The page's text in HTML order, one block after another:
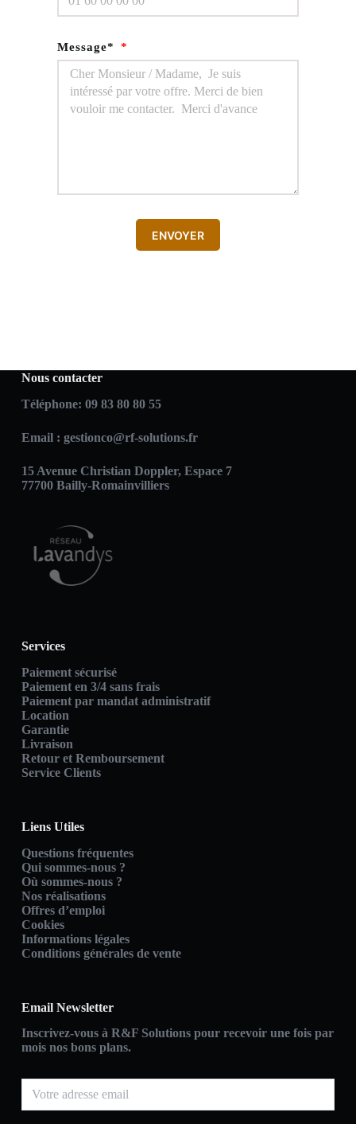
Message*
ENVOYER
Nous contacter
Téléphone: 09 83 80 80 55
Email : gestionco@rf-solutions.fr
15 Avenue Christian Doppler, Espace 7
77700 Bailly-Romainvilliers
Services
Paiement sécurisé
Paiement en 3/4 sans frais
Paiement par mandat administratif
Location
Garantie
Livraison
Retour et Remboursement
Service Clients
Liens Utiles
Questions fréquentes
Qui sommes-nous ?
Où sommes-nous ?
Nos réalisations
Offres d’emploi
Cookies
Informations légales
Conditions générales de vente
Email Newsletter
Inscrivez-vous à R&F Solutions pour recevoir une fois par
mois nos bons plans.